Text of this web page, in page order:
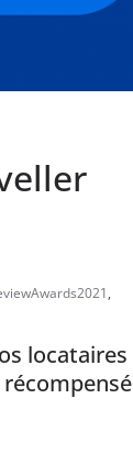
,
locataires